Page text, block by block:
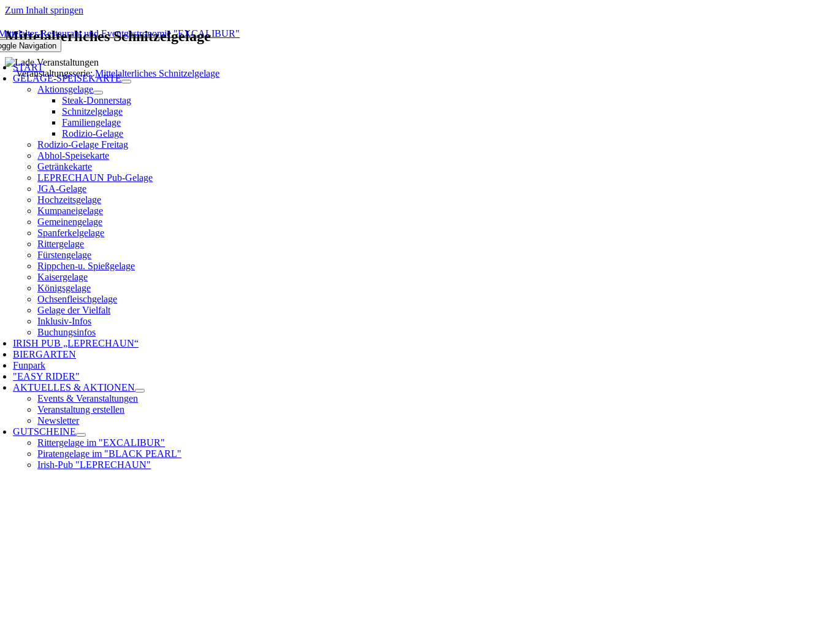
Zum Inhalt springen
Navigation
START
GELAGE-SPEISEKARTE
Aktionsgelage
Steak-Donnerstag
Schnitzelgelage
Familiengelage
Rodizio-Gelage
Rodizio-Gelage Freitag
Abhol-Speisekarte
Getränkekarte
LEPRECHAUN Pub-Gelage
JGA-Gelage
Hochzeitsgelage
Kumpaneigelage
Gemeinengelage
Spanferkelgelage
Rittergelage
Fürstengelage
Rippchen-u. Spießgelage
Kaisergelage
Königsgelage
Ochsenfleischgelage
Gelage der Vielfalt
Inklusiv-Infos
Buchungsinfos
IRISH PUB „LEPRECHAUN“
BIERGARTEN
Funpark
"EASY RIDER"
AKTUELLES & AKTIONEN
Events & Veranstaltungen
Veranstaltung erstellen
Newsletter
GUTSCHEINE
Rittergelage im "EXCALIBUR"
Piratengelage im "BLACK PEARL"
Irish-Pub "LEPRECHAUN"
Mittelalterliches Schnitzelgelage
Veranstaltungsserie:Mittelalterliches Schnitzelgelage